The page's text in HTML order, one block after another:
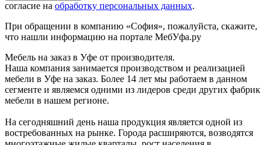
согласие на обработку персональных данных.
При обращении в компанию «София», пожалуйста, скажите,
что нашли информацию на портале МебУфа.ру
Мебель на заказ в Уфе от производителя.
Наша компания занимается производством и реализацией
мебели в Уфе на заказ. Более 14 лет мы работаем в данном
сегменте и являемся одними из лидеров среди других фабрик
мебели в нашем регионе.
На сегодняшний день наша продукция является одной из
востребованных на рынке. Города расширяются, возводятся